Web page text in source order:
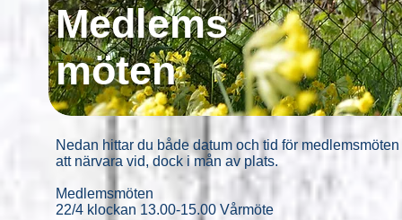
Medlems
möten
Nedan hittar du både datum och tid för
att närvara vid, dock i mån av plats.
Medlemsmöten
22/4 klockan 13.00-15.00 Vårmöte